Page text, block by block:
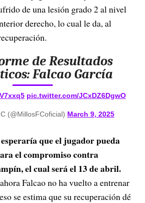
de una lesión grado 2 al nivel
derecho, lo cual le da, al
de Resultados
Falcao García
pic.twitter.com/JCxDZ6DgwO
(@MillosFCoficial) March 9, 2025
esperaría que el jugador pueda
el compromiso contra
el cual será el 13 de abril.
Falcao no ha vuelto a entrenar
se estima que su recuperación dé